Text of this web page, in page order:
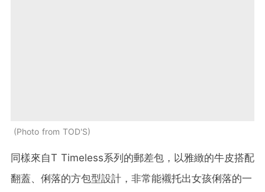
Photo from TOD'S
同樣來自T Timeless系列的郵差包，以雅緻的牛皮搭配
翻蓋、俐落的方包型設計，非常能襯托出女孩俐落的一